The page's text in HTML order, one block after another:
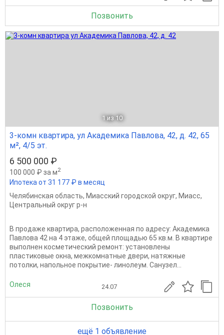
Позвонить
1 из 10
3-комн квартира, ул Академика Павлова, 42, д. 42, 65
м², 4/5 эт.
6 500 000 ₽
100 000 ₽ за м2
Ипотека от 31 177 ₽ в месяц
Челябинская область, Миасский городской округ, Миасс,
Центральный округ р-н
В продаже квартира, расположенная по адресу: Академика
Павлова 42 на 4 этаже, общей площадью 65 кв.м. В квартире
выполнен косметический ремонт: установлены
пластиковые окна, межкомнатные двери, натяжные
потолки, напольное покрытие- линолеум. Санузел...
Олеся 24.07
Позвонить
ещё 1 объявление